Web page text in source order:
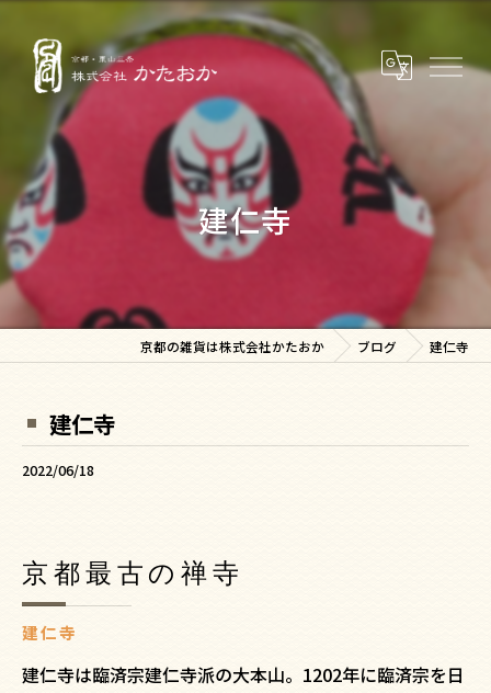
建仁寺
京都の雑貨は株式会社かたおか ブログ 建仁寺
建仁寺
2022/06/18
建仁寺
京都最古の禅寺
建仁寺は臨済宗建仁寺派の大本山。1202年に臨済宗を日